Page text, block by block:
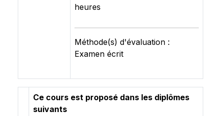
heures
Méthode(s) d'évaluation :
Examen écrit
Ce cours est proposé dans les diplômes
suivants